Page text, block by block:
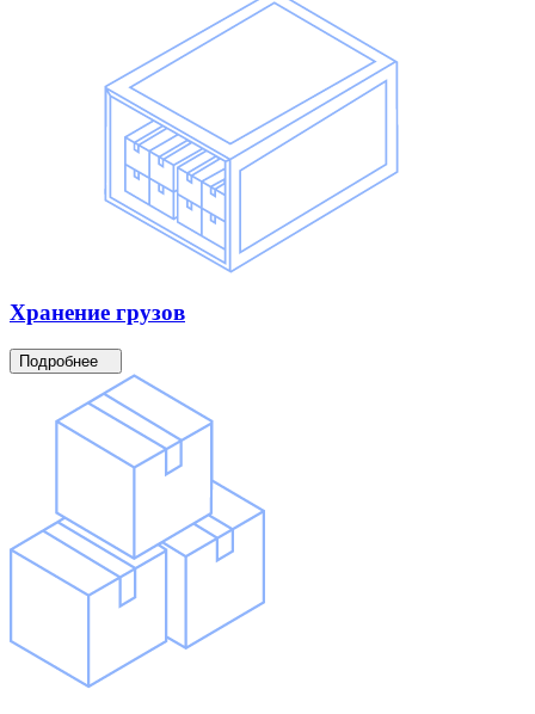
Хранение грузов
Подробнее